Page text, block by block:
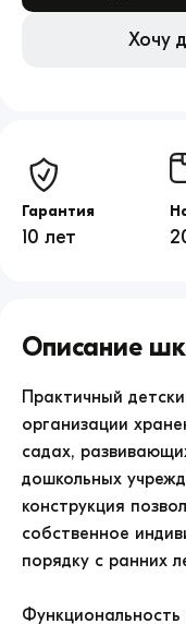
Хочу
Гарантия
10 лет
продажа
цене
12992.
Описание
Практичный
организации
садах,
дошкольных
конструкция
собственное
порядку с ранних